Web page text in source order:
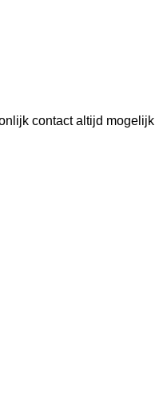
contact altijd mogelijk